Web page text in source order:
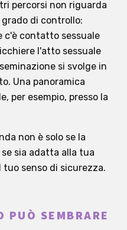
percorsi non riguarda
di controllo:
c'è contatto sessuale
l'atto sessuale
si svolge in
Una panoramica
per esempio, presso la
non è solo se la
sia adatta alla tua
senso di sicurezza.
PUÒ SEMBRARE